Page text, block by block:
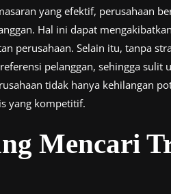
yang efektif, perusahaan
Hal ini dapat
perusahaan. Selain itu, tanpa
pelanggan, sehingga sulit
tidak hanya kehilangan
yang kompetitif.
Mencari